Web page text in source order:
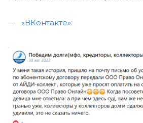
«ВКонтакте»: